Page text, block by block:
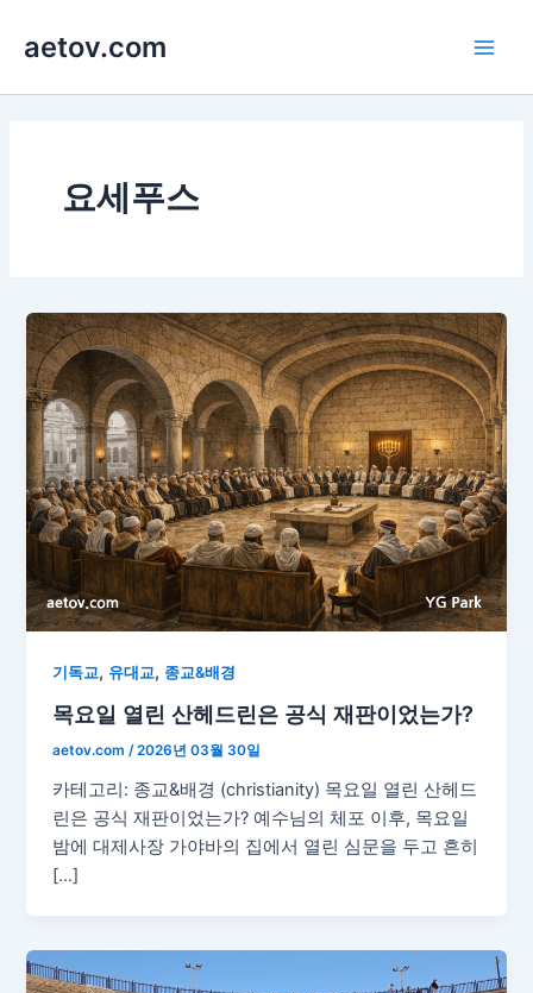
로
aetov.com
요세푸스
기독교, 유대교, 종교&배경
목요일 열린 산헤드린은 공식 재판이었는가?
aetov.com /2026년 03월 30일
카테고리: 종교&배경 (christianity) 목요일 열린 산헤드
린은 공식 재판이었는가? 예수님의 체포 이후, 목요일
밤에 대제사장 가야바의 집에서 열린 심문을 두고 흔히
[…]